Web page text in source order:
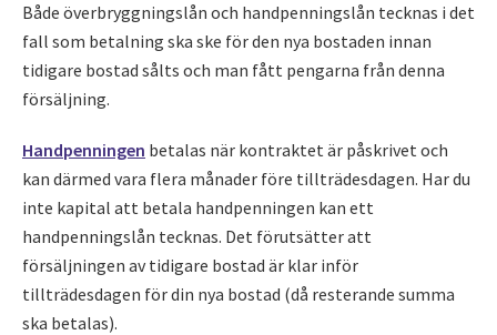
Både överbryggningslån och handpenningslån tecknas i det
fall som betalning ska ske för den nya bostaden innan
tidigare bostad sålts och man fått pengarna från denna
försäljning.
Handpenningen betalas när kontraktet är påskrivet och
kan därmed vara flera månader före tillträdesdagen. Har du
inte kapital att betala handpenningen kan ett
handpenningslån tecknas. Det förutsätter att
försäljningen av tidigare bostad är klar inför
tillträdesdagen för din nya bostad (då resterande summa
ska betalas).